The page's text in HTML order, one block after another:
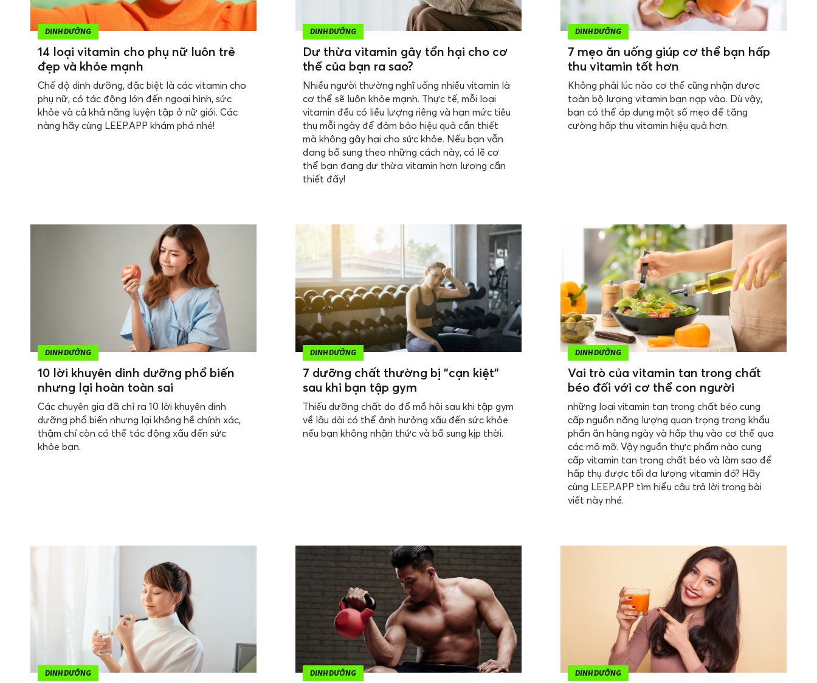
DINH DƯỠNG
14 loại vitamin cho phụ nữ luôn trẻ
đẹp và khỏe mạnh
Chế độ dinh dưỡng, đặc biệt là các vitamin cho
phụ nữ, có tác động lớn đến ngoại hình, sức
khỏe và cả khả năng luyện tập ở nữ giới. Các
nàng hãy cùng LEEP.APP khám phá nhé!
DINH DƯỠNG
Dư thừa vitamin gây tổn hại cho cơ
thể của bạn ra sao?
Nhiều người thường nghĩ uống nhiều vitamin là
cơ thể sẽ luôn khỏe mạnh. Thực tế, mỗi loại
vitamin đều có liều lượng riêng và hạn mức tiêu
thụ mỗi ngày để đảm bảo hiệu quả cần thiết
mà không gây hại cho sức khỏe. Nếu bạn vẫn
đang bổ sung theo những cách này, có lẽ cơ
thể bạn đang dư thừa vitamin hơn lượng cần
thiết đấy!
DINH DƯỠNG
7 mẹo ăn uống giúp cơ thể bạn hấp
thu vitamin tốt hơn
Không phải lúc nào cơ thể cũng nhận được
toàn bộ lượng vitamin bạn nạp vào. Dù vậy,
bạn có thể áp dụng một số mẹo để tăng
cường hấp thu vitamin hiệu quả hơn.
DINH DƯỠNG
10 lời khuyên dinh dưỡng phổ biến
nhưng lại hoàn toàn sai
Các chuyên gia đã chỉ ra 10 lời khuyên dinh
dưỡng phổ biến nhưng lại không hề chính xác,
thậm chí còn có thể tác động xấu đến sức
khỏe bạn.
DINH DƯỠNG
7 dưỡng chất thường bị "cạn kiệt"
sau khi bạn tập gym
Thiếu dưỡng chất do đổ mồ hôi sau khi tập gym
về lâu dài có thể ảnh hưởng xấu đến sức khỏe
nếu bạn không nhận thức và bổ sung kịp thời.
DINH DƯỠNG
Vai trò của vitamin tan trong chất
béo đối với cơ thể con người
những loại vitamin tan trong chất béo cung
cấp nguồn năng lượng quan trọng trong khẩu
phần ăn hàng ngày và hấp thụ vào cơ thể qua
các mô mỡ. Vậy nguồn thực phẩm nào cung
cấp vitamin tan trong chất béo và làm sao để
hấp thụ được tối đa lượng vitamin đó? Hãy
cùng LEEP.APP tìm hiểu câu trả lời trong bài
viết này nhé.
DINH DƯỠNG DINH DƯỠNG DINH DƯỠNG